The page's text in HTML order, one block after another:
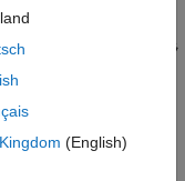
、mxGetClassName
はクラ
(English)